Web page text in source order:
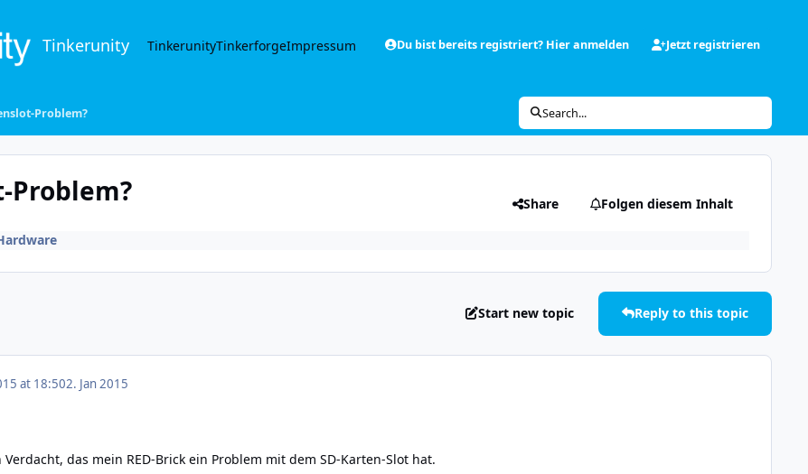
Tinkerunity TinkerunityTinkerforgeImpressum Du bist bereits registriert? Hier anmelden Jetzt registrieren
Problem? Search...
Problem? Share Folgen diesem Inhalt
Start new topic Reply to this topic
at 18:502. Jan 2015
das mein RED-Brick ein Problem mit dem SD-Karten-Slot hat.